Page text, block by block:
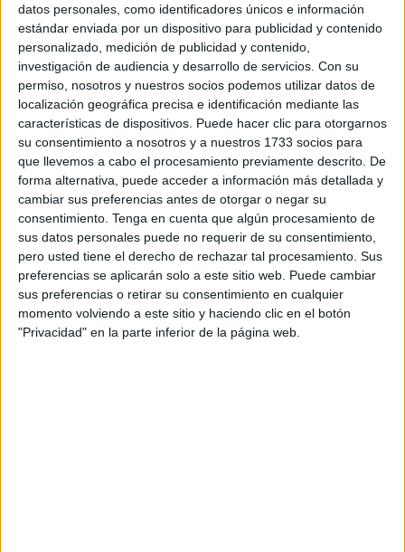
datos personales, como identificadores únicos e información
estándar enviada por un dispositivo para publicidad y contenido
personalizado, medición de publicidad y contenido,
investigación de audiencia y desarrollo de servicios. Con su
permiso, nosotros y nuestros socios podemos utilizar datos de
localización geográfica precisa e identificación mediante las
características de dispositivos. Puede hacer clic para otorgarnos
su consentimiento a nosotros y a nuestros 1733 socios para
que llevemos a cabo el procesamiento previamente descrito. De
forma alternativa, puede acceder a información más detallada y
cambiar sus preferencias antes de otorgar o negar su
consentimiento. Tenga en cuenta que algún procesamiento de
sus datos personales puede no requerir de su consentimiento,
pero usted tiene el derecho de rechazar tal procesamiento. Sus
preferencias se aplicarán solo a este sitio web. Puede cambiar
sus preferencias o retirar su consentimiento en cualquier
momento volviendo a este sitio y haciendo clic en el botón
"Privacidad" en la parte inferior de la página web.
Cuadernito actividades
comprensión lectora Super
Mario